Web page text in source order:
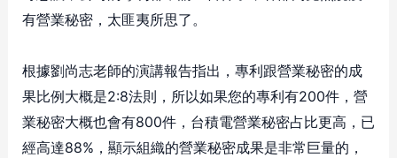
有營業秘密，太匪夷所思了。
根據劉尚志老師的演講報告指出，專利跟營業秘密的成
果比例大概是2:8法則，所以如果您的專利有200件，營
業秘密大概也會有800件，台積電營業秘密占比更高，已
經高達88%，顯示組織的營業秘密成果是非常巨量的，